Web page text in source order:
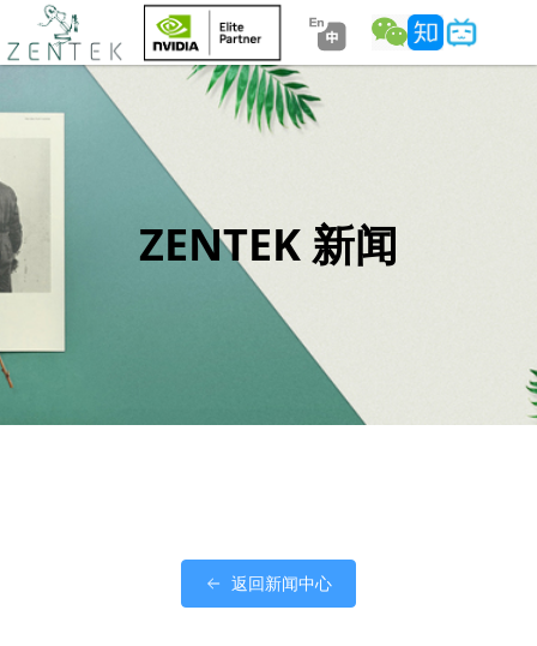
ZENTEK 新闻
返回新闻中心